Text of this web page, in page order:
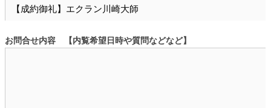
お問合せ内容 【内覧希望日時や質問などなど】